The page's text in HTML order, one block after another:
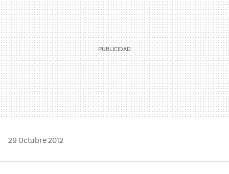
29 Octubre 2012